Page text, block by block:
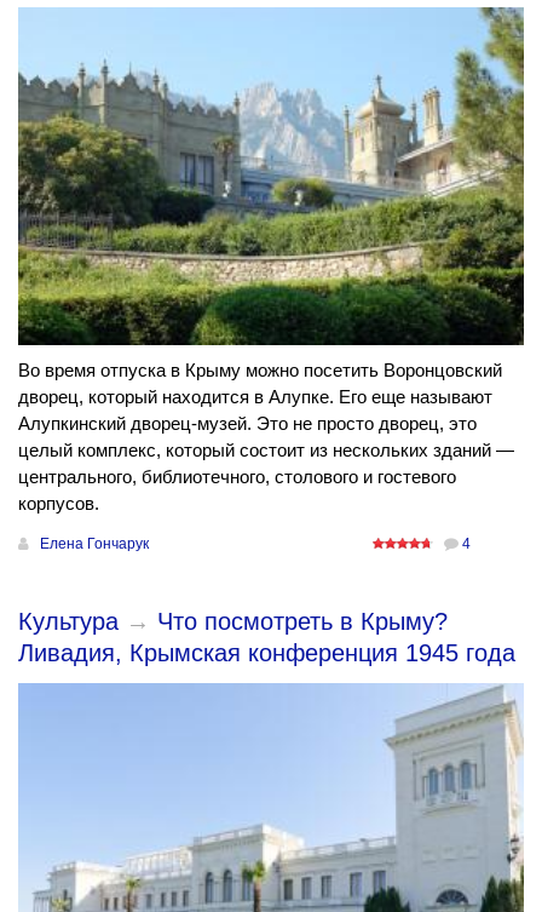
Во время отпуска в Крыму можно посетить Воронцовский
дворец, который находится в Алупке. Его еще называют
Алупкинский дворец-музей. Это не просто дворец, это
целый комплекс, который состоит из нескольких зданий —
центрального, библиотечного, столового и гостевого
корпусов.
Елена Гончарук 4
Культура → Что посмотреть в Крыму?
Ливадия, Крымская конференция 1945 года